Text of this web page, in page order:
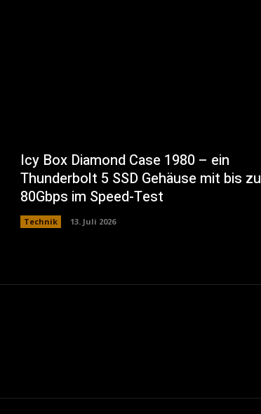
Icy Box Diamond Case 1980 – ein
Thunderbolt 5 SSD Gehäuse mit bis zu
80Gbps im Speed-Test
Technik 13. Juli 2026